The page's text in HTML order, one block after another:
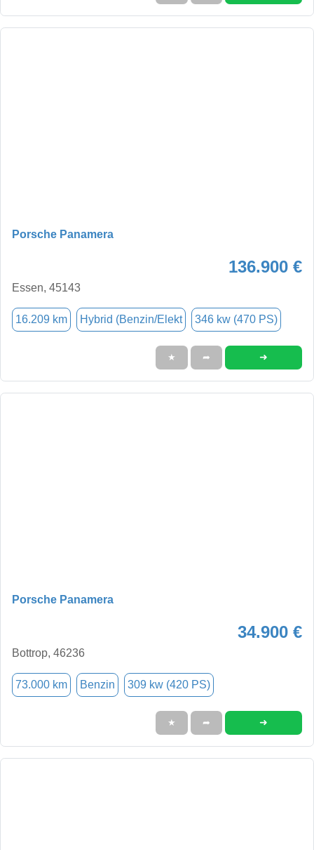
Porsche Panamera
136.900 €
Essen, 45143
16.209 km Hybrid (Benzin/Elekt 346 kw (470 PS)
★ ➦ ➜
Porsche Panamera
34.900 €
Bottrop, 46236
73.000 km Benzin 309 kw (420 PS)
★ ➦ ➜